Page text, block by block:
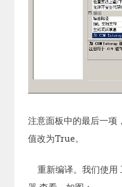
注意面板中的最后一项
值改为True。
重新编译。我们使用